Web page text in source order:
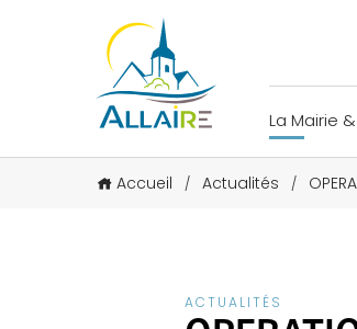
La Mairie
Accueil / Actualités /
ACTUALITÉS